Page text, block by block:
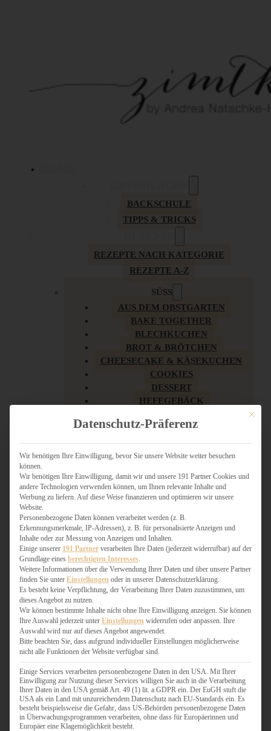
BACKSCHULE
TIPPS & TRICKS
REZEPTE NACH KATEGORIE
REZEPTE A-Z
SÜSS
AUS DEM OBSTGARTEN
BAKE TOGETHER
BLECHKUCHEN
BROT & BRÖTCHEN
CHEESECAKE & KÄSEKUCHEN
COOKIES
DESSERT
HEFEGEBÄCK
KUCHEN
LOW CARB & GESÜNDER
MY AMERICAN BAKERY
SCHOKOLADIGES
SÜSSES HAUPTGERICHT
TÖRTCHEN
VEGAN SÜSS
WEIHNACHTSBÄCKEREI
HERZHAFT
BURGER & SANDWICHES
FIX AUF DEM TISCH
FLEISCH & FISCH
GRILLEN / BARBECUE
HERZHAFTES BACKEN
ONE-POT-GERICHTE
PASTA & NUDELGERICHTE
PIZZA, TARTES & QUICHES
REIS & RISOTTO
Mit
Datenschutz-Präferenz
Wir benötigen Ihre Einwilligung, bevor Sie unsere Website weiter besuchen
können.
Wir benötigen Ihre Einwilligung, damit wir und unsere 191 Partner Cookies und
andere Technologien verwenden können, um Ihnen relevante Inhalte und
Werbung zu liefern. Auf diese Weise finanzieren und optimieren wir unsere
Website.
Personenbezogene Daten können verarbeitet werden (z. B.
Erkennungsmerkmale, IP-Adressen), z. B. für personalisierte Anzeigen und
Inhalte oder zur Messung von Anzeigen und Inhalten.
Einige unserer 191 Partner verarbeiten Ihre Daten (jederzeit widerrufbar) auf der
Grundlage eines berechtigten Interesses
Weitere Informationen über die Verwendung Ihrer Daten und über unsere Partner
finden Sie unter Einstellungen oder in unserer Datenschutzerklärung.
Es besteht keine Verpflichtung, der Verarbeitung Ihrer Daten zuzustimmen, um
dieses Angebot zu nutzen.
Wir können bestimmte Inhalte nicht ohne Ihre Einwilligung anzeigen. Sie können
Ihre Auswahl jederzeit unter Einstellungen widerrufen oder anpassen. Ihre
Auswahl wird nur auf dieses Angebot angewendet.
Bitte beachten Sie, dass aufgrund individueller Einstellungen möglicherweise
nicht alle Funktionen der Website verfügbar sind.
Einige Services verarbeiten personenbezogene Daten in den USA. Mit Ihrer
Einwilligung zur Nutzung dieser Services willigen Sie auch in die Verarbeitung
Ihrer Daten in den USA gemäß Art. 49 (1) lit. a GDPR ein. Der EuGH stuft die
USA als ein Land mit unzureichendem Datenschutz nach EU-Standards ein. Es
besteht beispielsweise die Gefahr, dass US-Behörden personenbezogene Daten
in Überwachungsprogrammen verarbeiten, ohne dass für Europäerinnen und
Europäer eine Klagemöglichkeit besteht.